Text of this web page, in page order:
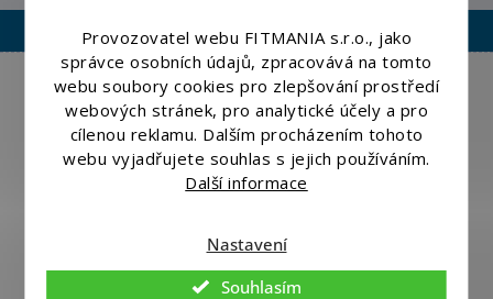
Provozovatel webu FITMANIA s.r.o., jako
správce osobních údajů, zpracovává na tomto
webu soubory cookies pro zlepšování prostředí
webových stránek, pro analytické účely a pro
cílenou reklamu. Dalším procházením tohoto
webu vyjadřujete souhlas s jejich používáním.
Další informace
Nastavení
Souhlasím
Vytvořil Shoptet |Nakódoval eshopGuru
Copyright 2026Eshopmania.cz. Všechna práva vyhrazena.
Upravit nastavení cookies